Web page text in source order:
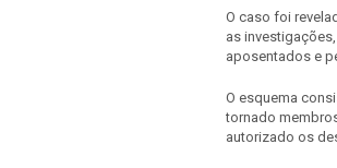
O caso foi
as
aposentados e
O esquema
tornado
autorizado os